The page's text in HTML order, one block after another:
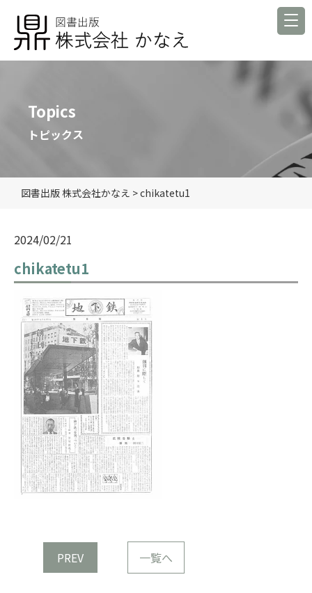
Topics
トピックス
図書出版 株式会社かなえ >chikatetu1
2024/02/21
chikatetu1
PREV 一覧へ